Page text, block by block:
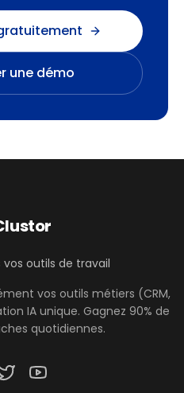
une démo
vos outils de travail
vos outils métiers (CRM,
IA unique. Gagnez 90% de
quotidiennes.